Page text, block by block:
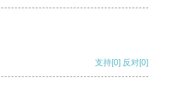
支持[0] 反对[0]